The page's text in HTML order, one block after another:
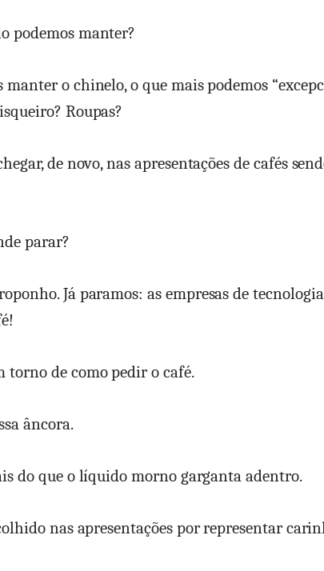
podemos manter?
manter o chinelo, o que mais podemos
Roupas?
de novo, nas apresentações de cafés
parar?
Já paramos: as empresas de
torno de como pedir o café.
âncora.
do que o líquido morno garganta adentro.
nas apresentações por representar